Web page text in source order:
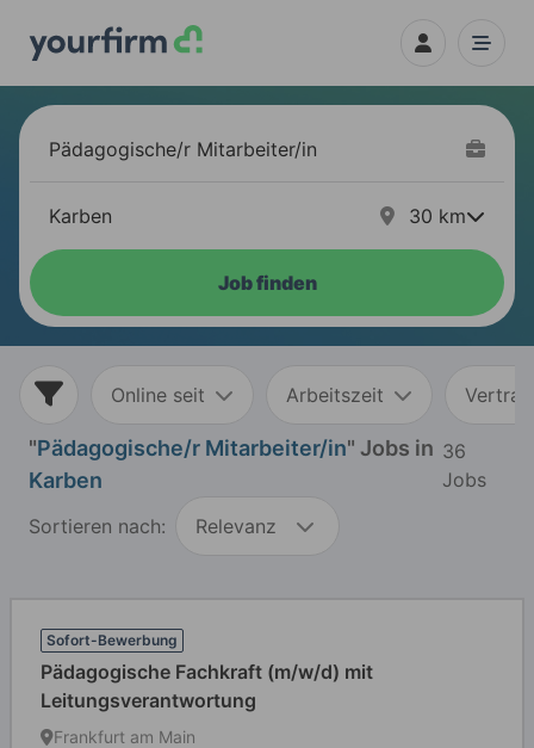
30 km
Job finden
Online seit Arbeitszeit
"Pädagogische/r Mitarbeiter/in" Jobs in
Karben
36
Jobs
Sortieren nach:
Relevanz
Sofort-Bewerbung
Pädagogische Fachkraft (m/w/d) mit
Leitungsverantwortung
Frankfurt am Main